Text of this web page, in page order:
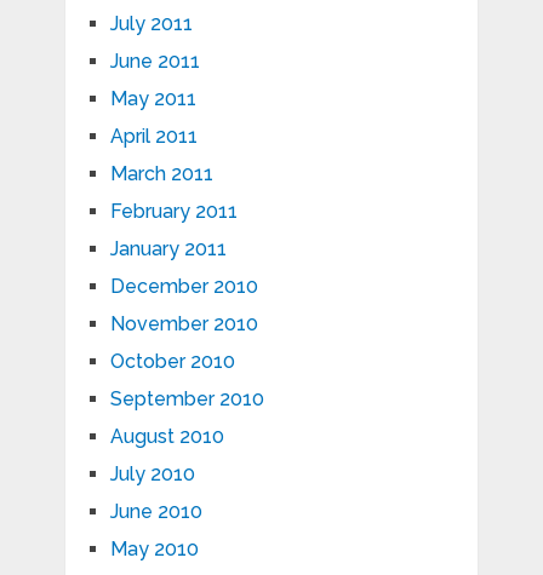
July 2011
June 2011
May 2011
April 2011
March 2011
February 2011
January 2011
December 2010
November 2010
October 2010
September 2010
August 2010
July 2010
June 2010
May 2010